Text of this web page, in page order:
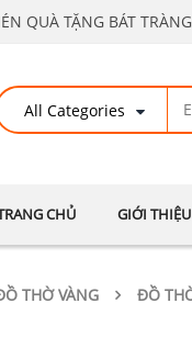
QUÀ TẶNG BÁT
CHỦ GIỚI THIỆU
THỜ VÀNG ĐỒ